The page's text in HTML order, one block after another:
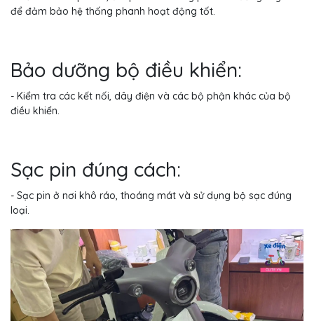
để đảm bảo hệ thống phanh hoạt động tốt.
Bảo dưỡng bộ điều khiển:
- Kiểm tra các kết nối, dây điện và các bộ phận khác của bộ
điều khiển.
Sạc pin đúng cách:
- Sạc pin ở nơi khô ráo, thoáng mát và sử dụng bộ sạc đúng
loại.